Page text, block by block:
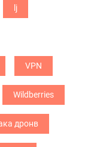
lj
VPN
Wildberries
дронв